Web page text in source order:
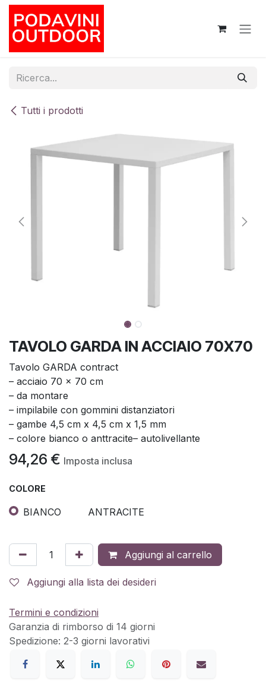
Passa al contenuto
Tutti i prodotti
TAVOLO GARDA IN ACCIAIO 70X70
Tavolo GARDA contract
– acciaio 70 x 70 cm
– da montare
– impilabile con gommini distanziatori
– gambe 4,5 cm x 4,5 cm x 1,5 mm
– colore bianco o anttracite– autolivellante
94,26 € Imposta inclusa
COLORE
BIANCO ANTRACITE
Aggiungi al carrello
Aggiungi alla lista dei desideri
Termini e condizioni
Garanzia di rimborso di 14 giorni
Spedizione: 2-3 giorni lavorativi